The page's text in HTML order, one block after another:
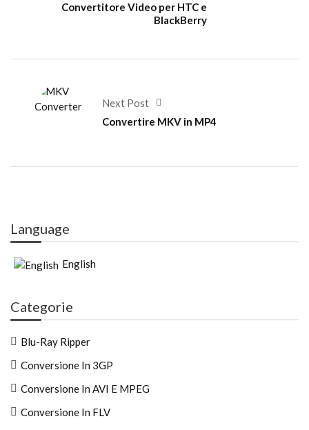
Convertitore Video per HTC e
BlackBerry
Next Post
Convertire MKV in MP4
Language
English
Categorie
Blu-Ray Ripper
Conversione In 3GP
Conversione In AVI E MPEG
Conversione In FLV